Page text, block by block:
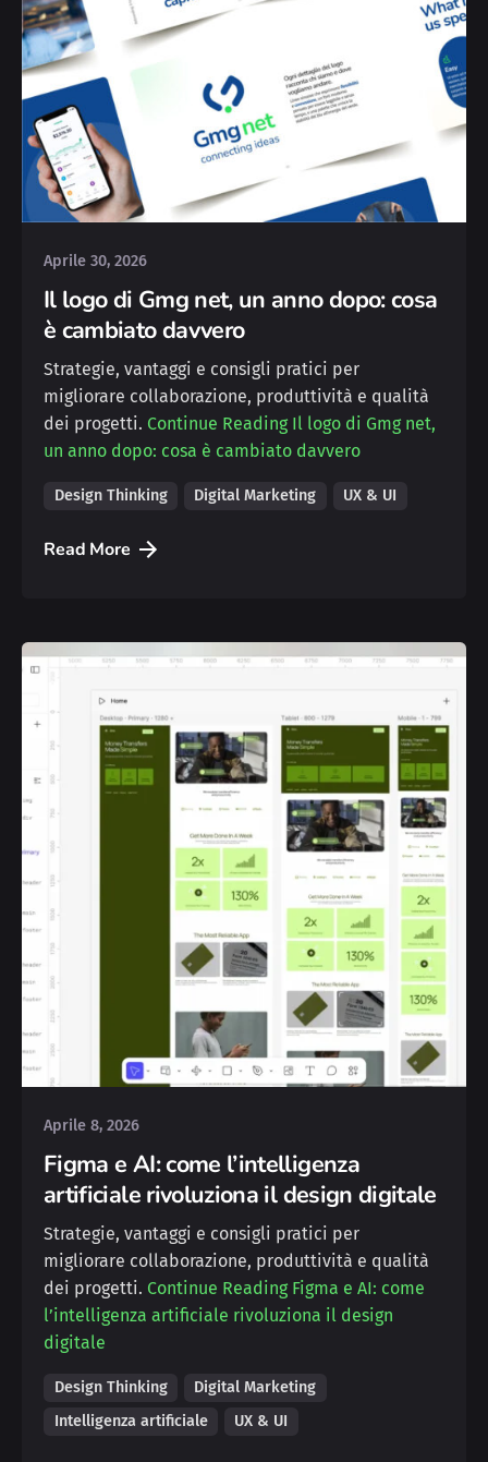
Posted by
Silvia
Aprile 30, 2026
Il logo di Gmg net, un anno dopo: cosa
è cambiato davvero
Strategie, vantaggi e consigli pratici per
migliorare collaborazione, produttività e qualità
dei progetti. Continue ReadingIl logo di Gmg net,
un anno dopo: cosa è cambiato davvero
Design Thinking Digital Marketing UX & UI
Read More
Silvia
Aprile 8, 2026
Figma e AI: come l’intelligenza
artificiale rivoluziona il design digitale
Strategie, vantaggi e consigli pratici per
migliorare collaborazione, produttività e qualità
dei progetti. Continue ReadingFigma e AI: come
l’intelligenza artificiale rivoluziona il design
digitale
Design Thinking
Digital Marketing
Intelligenza artificiale
UX & UI